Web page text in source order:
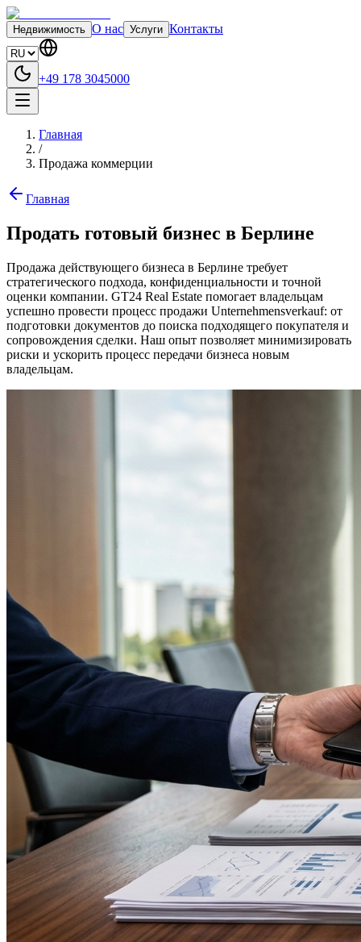
Недвижимость О нас Услуги Контакты
+49 178 3045000
Главная
/
Продажа коммерции
Главная
Продать готовый бизнес в Берлине
Продажа действующего бизнеса в Берлине требует
стратегического подхода, конфиденциальности и точной
оценки компании. GT24 Real Estate помогает владельцам
успешно провести процесс продажи Unternehmensverkauf: от
подготовки документов до поиска подходящего покупателя и
сопровождения сделки. Наш опыт позволяет минимизировать
риски и ускорить процесс передачи бизнеса новым
владельцам.